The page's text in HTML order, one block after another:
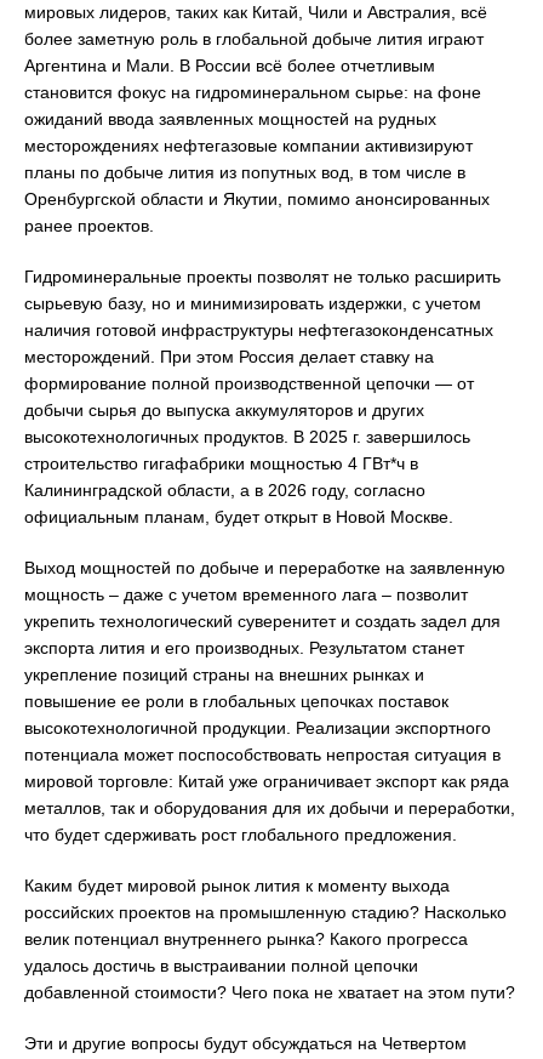
мировых лидеров, таких как Китай, Чили и Австралия, всё
более заметную роль в глобальной добыче лития играют
Аргентина и Мали. В России всё более отчетливым
становится фокус на гидроминеральном сырье: на фоне
ожиданий ввода заявленных мощностей на рудных
месторождениях нефтегазовые компании активизируют
планы по добыче лития из попутных вод, в том числе в
Оренбургской области и Якутии, помимо анонсированных
ранее проектов.
Гидроминеральные проекты позволят не только расширить
сырьевую базу, но и минимизировать издержки, с учетом
наличия готовой инфраструктуры нефтегазоконденсатных
месторождений. При этом Россия делает ставку на
формирование полной производственной цепочки — от
добычи сырья до выпуска аккумуляторов и других
высокотехнологичных продуктов. В 2025 г. завершилось
строительство гигафабрики мощностью 4 ГВт*ч в
Калининградской области, а в 2026 году, согласно
официальным планам, будет открыт в Новой Москве.
Выход мощностей по добыче и переработке на заявленную
мощность – даже с учетом временного лага – позволит
укрепить технологический суверенитет и создать задел для
экспорта лития и его производных. Результатом станет
укрепление позиций страны на внешних рынках и
повышение ее роли в глобальных цепочках поставок
высокотехнологичной продукции. Реализации экспортного
потенциала может поспособствовать непростая ситуация в
мировой торговле: Китай уже ограничивает экспорт как ряда
металлов, так и оборудования для их добычи и переработки,
что будет сдерживать рост глобального предложения.
Каким будет мировой рынок лития к моменту выхода
российских проектов на промышленную стадию? Насколько
велик потенциал внутреннего рынка? Какого прогресса
удалось достичь в выстраивании полной цепочки
добавленной стоимости? Чего пока не хватает на этом пути?
Эти и другие вопросы будут обсуждаться на Четвертом